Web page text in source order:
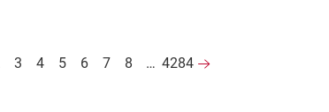
3 4 5 6 7 8 … 4284